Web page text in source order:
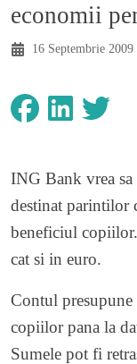
economii
16 Septembrie 2009
ING Bank vrea sa
destinat parintilor
beneficiul
cat si in euro.
Contul
copiilor pana la
Sumele pot fi